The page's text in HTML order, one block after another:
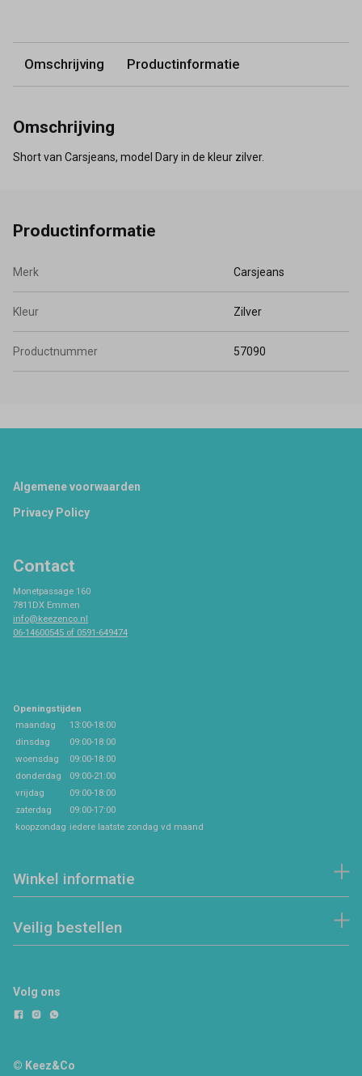
Omschrijving Productinformatie
Omschrijving
Short van Carsjeans, model Dary in de kleur zilver.
Productinformatie
Merk Carsjeans
Kleur Zilver
Productnummer 57090
Footer
Algemene voorwaarden
Privacy Policy
Contact
Monetpassage 160
7811DX Emmen
info@keezenco.nl
06-14600545 of 0591-649474
Openingstijden
maandag
13:00-18:00
dinsdag
09:00-18:00
woensdag
09:00-18:00
donderdag
09:00-21:00
vrijdag
09:00-18:00
zaterdag
09:00-17:00
koopzondag iedere laatste zondag vd maand
Winkel informatie
Veilig bestellen
Volg ons
© Keez&Co